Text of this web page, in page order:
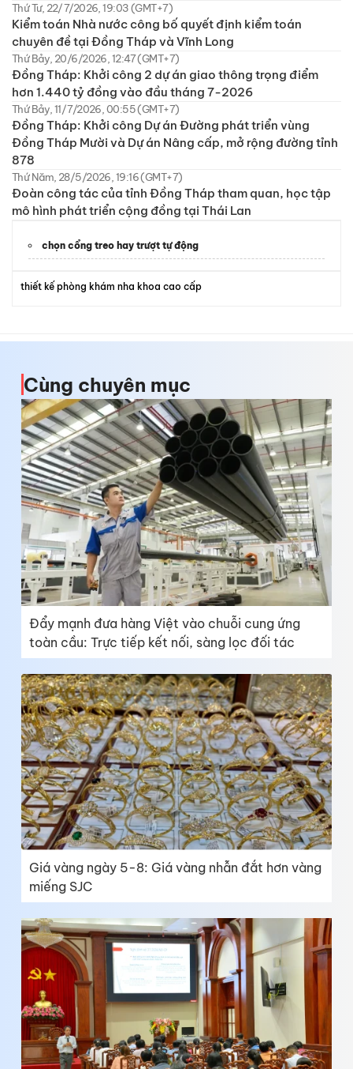
Thứ Tư, 22/7/2026, 19:03 (GMT+7)
Kiểm toán Nhà nước công bố quyết định kiểm toán
chuyên đề tại Đồng Tháp và Vĩnh Long
Thứ Bảy, 20/6/2026, 12:47 (GMT+7)
Đồng Tháp: Khởi công 2 dự án giao thông trọng điểm
hơn 1.440 tỷ đồng vào đầu tháng 7-2026
Thứ Bảy, 11/7/2026, 00:55 (GMT+7)
Đồng Tháp: Khởi công Dự án Đường phát triển vùng
Đồng Tháp Mười và Dự án Nâng cấp, mở rộng đường tỉnh
878
Thứ Năm, 28/5/2026, 19:16 (GMT+7)
Đoàn công tác của tỉnh Đồng Tháp tham quan, học tập
mô hình phát triển cộng đồng tại Thái Lan
chọn cổng treo hay trượt tự động
thiết kế phòng khám nha khoa​ cao cấp
Cùng chuyên mục
Đẩy mạnh đưa hàng Việt vào chuỗi cung ứng
toàn cầu: Trực tiếp kết nối, sàng lọc đối tác
Giá vàng ngày 5-8: Giá vàng nhẫn đắt hơn vàng
miếng SJC